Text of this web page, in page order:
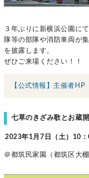
３年ぶりに新横浜公園に
隊等の部隊や消防車両が
を披露します。
ぜひご来場ください！！
【公式情報】主催者HP
七草のきざみ歌とお蔵
2023年1月7日（土）10
＠都筑民家園（都筑区大棚